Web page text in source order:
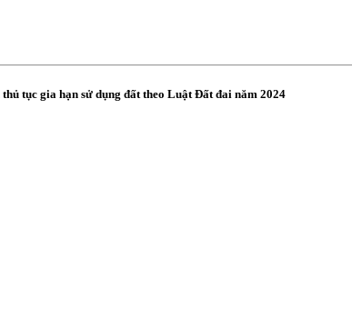
tục gia hạn sử dụng đất theo Luật Đất đai năm 2024